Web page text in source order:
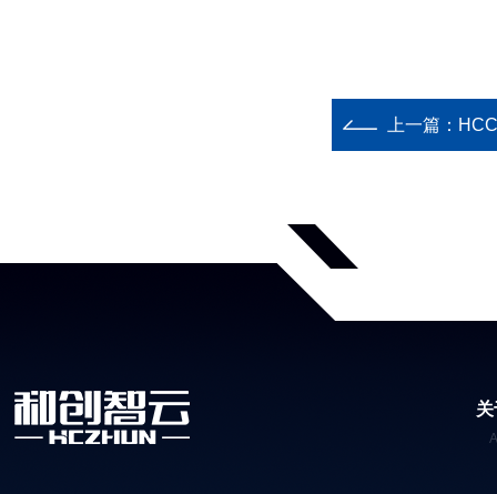
上一篇：